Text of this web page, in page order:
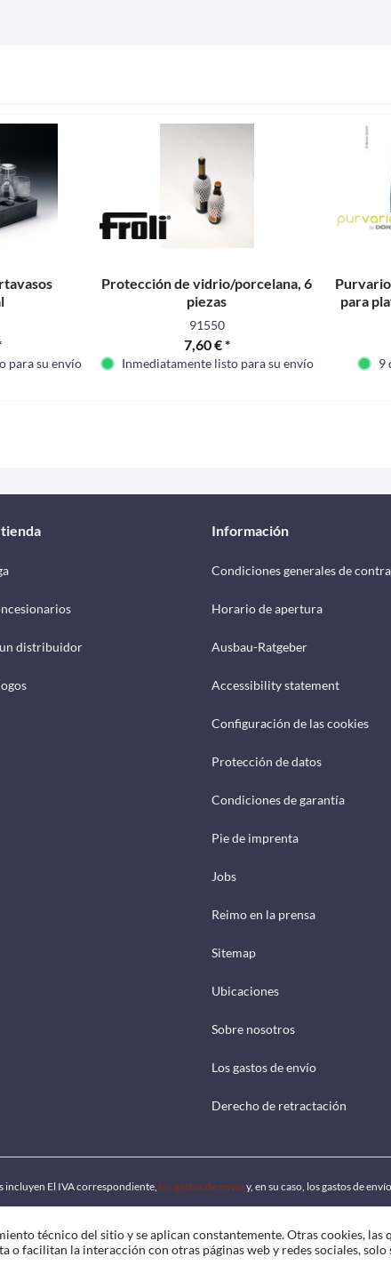
para su envío
Protección de vidrio/porcelana, 6
piezas
91550
7,60 € *
Inmediatamente listo para su envío
para
9
distribuidor
Información
Condiciones generales de
Horario de apertura
Ausbau-Ratgeber
Accessibility statement
Configuración de las cookies
Protección de datos
Condiciones de garantía
Pie de imprenta
Jobs
Reimo en la prensa
Sitemap
Ubicaciones
Sobre nosotros
Los gastos de envío
Derecho de retractación
incluyen El IVA correspondiente, los gastos de envío y, en su caso, los gastos de
técnico del sitio y se aplican constantemente. Otras cookies, las
o facilitan la interacción con otras páginas web y redes sociales, solo